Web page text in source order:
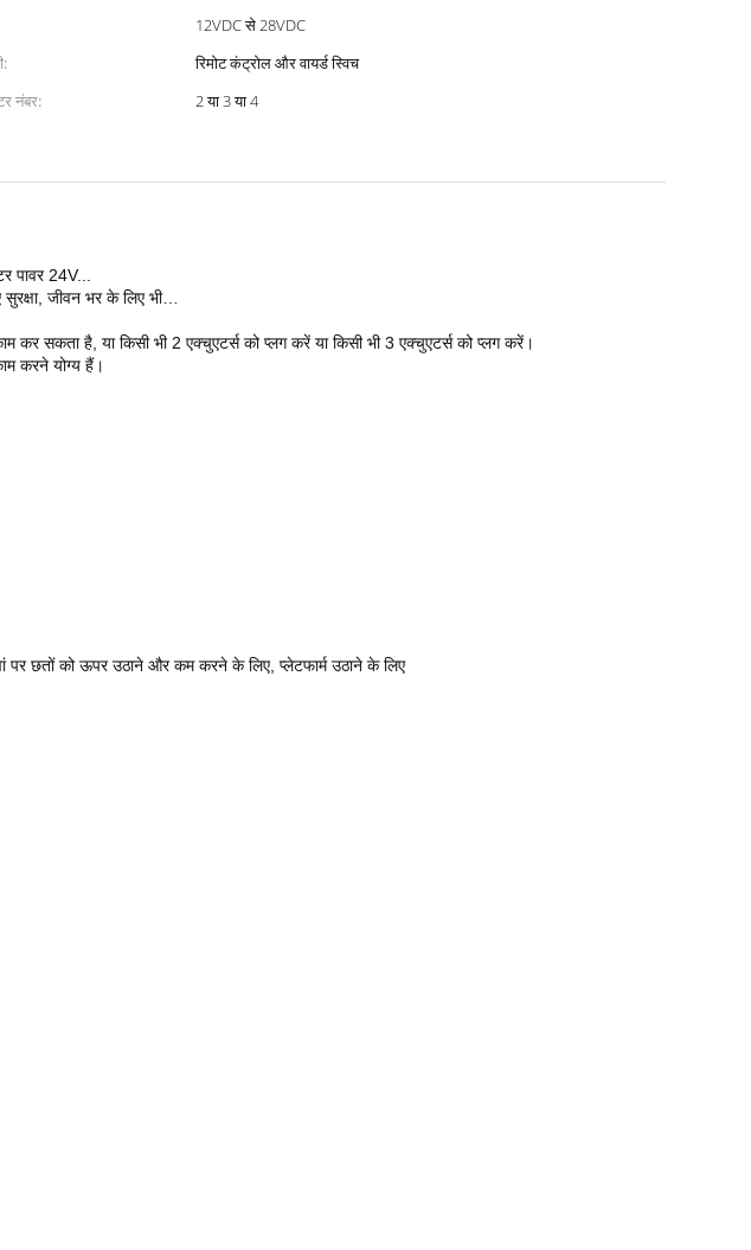
12VDC से 28VDC
रिमोट कंट्रोल और वायर्ड स्विच
नंबर:
2 या 3 या 4
पावर 24V...
जीवन भर के लिए भी…
सकता है, या किसी भी 2 एक्चुएटर्स को प्लग करें या किसी भी 3 एक्चुएटर्स को प्लग करें।
करने योग्य हैं।
पर छतों को ऊपर उठाने और कम करने के लिए, प्लेटफार्म उठाने के लिए